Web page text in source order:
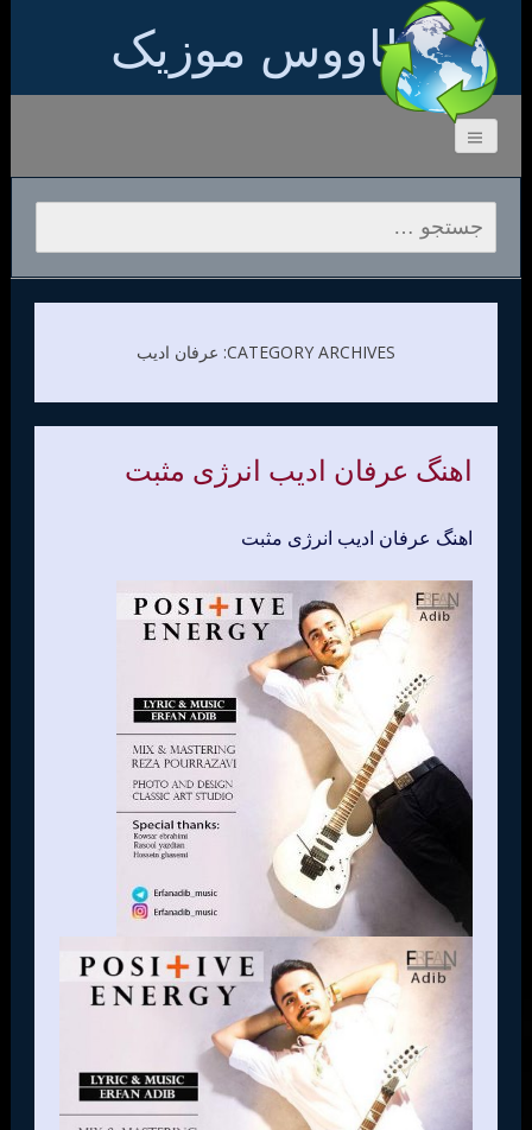
طاووس موزیک
جستجو برای:
CATEGORY ARCHIVES: عرفان ادیب
اهنگ عرفان ادیب انرژی مثبت
اهنگ عرفان ادیب انرژی مثبت